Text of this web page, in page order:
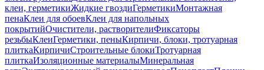
клеи, герметикиЖидкие гвоздиГерметикиМонтажная
пенаКлеи для обоевКлеи для напольных
покрытийОчистители, растворителиФиксаторы
резьбыКлеиГерметики, пеныКирпичи, блоки, тротуарная
плиткаКирпичиСтроительные блокиТротуарная
плиткаИзоляционные материалыМинеральная